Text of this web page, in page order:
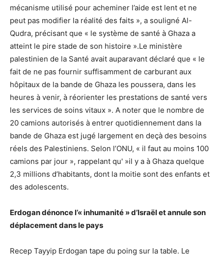
mécanisme utilisé pour acheminer l’aide est lent et ne
peut pas modifier la réalité des faits », a souligné Al-
Qudra, précisant que « le système de santé à Ghaza a
atteint le pire stade de son histoire ».Le ministère
palestinien de la Santé avait auparavant déclaré que « le
fait de ne pas fournir suffisamment de carburant aux
hôpitaux de la bande de Ghaza les poussera, dans les
heures à venir, à réorienter les prestations de santé vers
les services de soins vitaux ». A noter que le nombre de
20 camions autorisés à entrer quotidiennement dans la
bande de Ghaza est jugé largement en deçà des besoins
réels des Palestiniens. Selon l’ONU, « il faut au moins 100
camions par jour », rappelant qu' »il y a à Ghaza quelque
2,3 millions d’habitants, dont la moitie sont des enfants et
des adolescents.
Erdogan dénonce l’« inhumanité » d’Israël et annule son
déplacement dans le pays
Recep Tayyip Erdogan tape du poing sur la table. Le